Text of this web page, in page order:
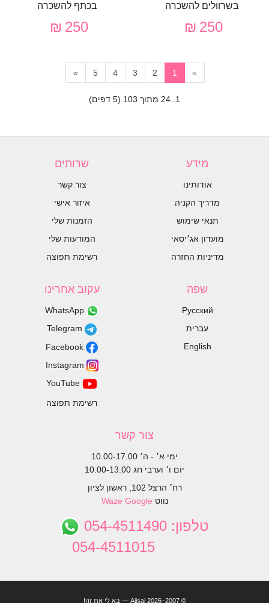
בשרוולים להשכרה
250 ₪
בכתף להשכרה
250 ₪
«
1
2
3
4
5
»
1..24 מתוך 103 (5 דפים)
מידע
אודותינו
מדריך הקניה
תנאי שימוש
מועדון אג׳יסאי
מדיניות החזרה
שרותים
צור קשר
איזור אישי
הזמנות שלי
המודעות שלי
רשימת תפוצה
שפה
Русский
עברית
English
עקוב אחרינו
רשימת תפוצה
צור קשר
ימי א׳ - ה׳ 10.00-17.00
יום ו׳ וערבי חג 10.00-13.00
רח׳ הרצל 102, ראשון לציון
נווט
Waze Google
טלפון: 054-4511490
054-4511015
© 2007–2026 Ajisai — בא לי את זה!